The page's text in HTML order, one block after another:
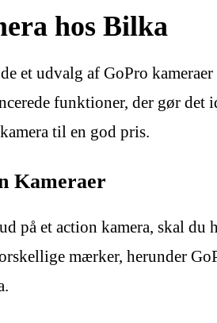
hos Bilka
et udvalg af GoPro
funktioner, der gør
til en god pris.
Kameraer
på et action kamera, skal
mærker, herunder